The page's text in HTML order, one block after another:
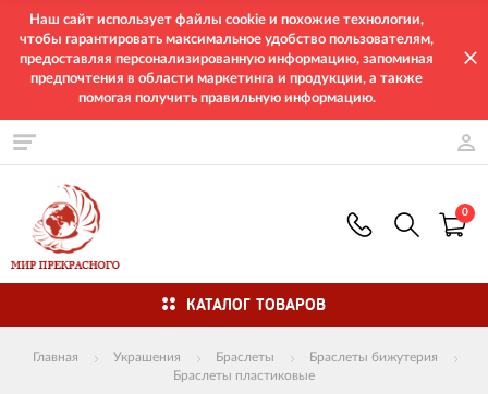
Наш сайт использует файлы cookie и похожие технологии,
чтобы гарантировать максимальное удобство пользователям,
предоставляя персонализированную информацию, запоминая
предпочтения в области маркетинга и продукции, а также
помогая получить правильную информацию.
0
КАТАЛОГ ТОВАРОВ
Главная Украшения Браслеты
Браслеты бижутерия
Браслеты пластиковые